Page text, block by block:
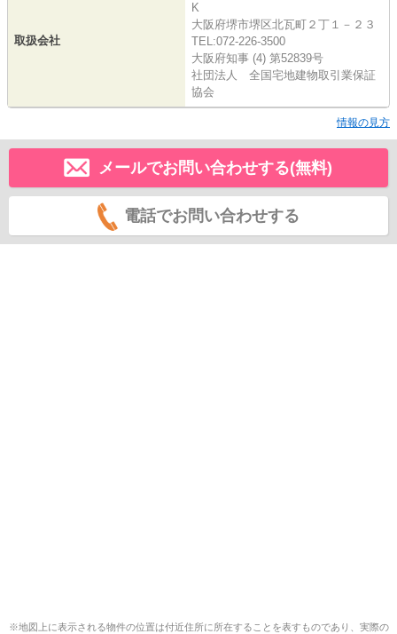
取扱会社
K
大阪府堺市堺区北瓦町２丁１－２３
TEL:072-226-3500
大阪府知事 (4) 第52839号
社団法人 全国宅地建物取引業保証
協会
情報の見方
メールでお問い合わせする(無料)
電話でお問い合わせする
※地図上に表示される物件の位置は付近住所に所在することを表すものであり、実際の